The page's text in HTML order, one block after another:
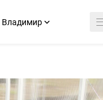
Владимир